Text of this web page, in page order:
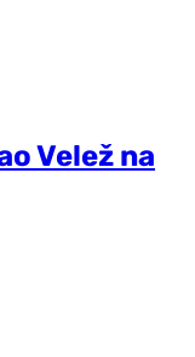
Velež na